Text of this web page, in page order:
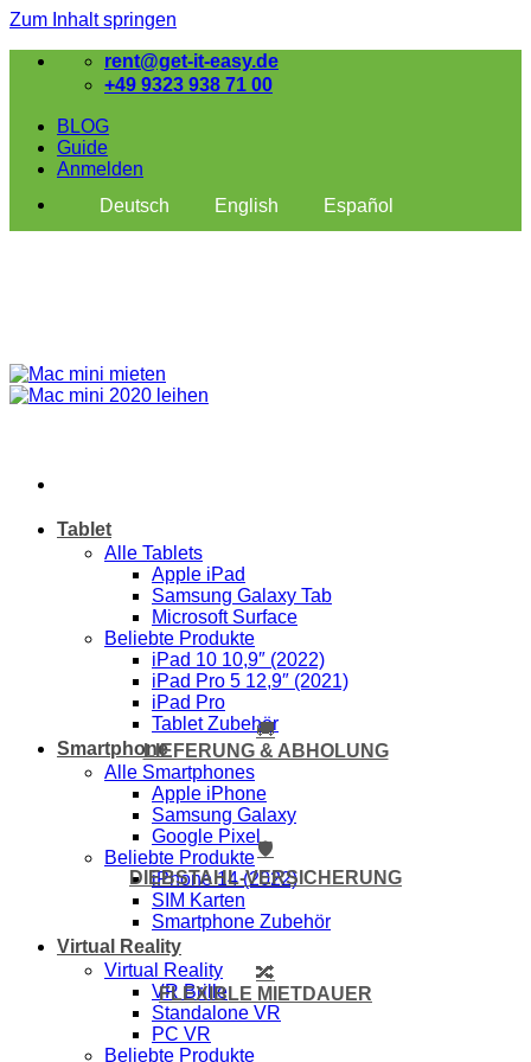
Zum Inhalt springen
rent@get-it-easy.de
+49 9323 938 71 00
BLOG
Guide
Anmelden
Deutsch
English Español
Tablet
Alle Tablets
Apple iPad
Samsung Galaxy Tab
Microsoft Surface
Beliebte Produkte
iPad 10 10,9″ (2022)
iPad Pro 5 12,9″ (2021)
iPad Pro
Tablet Zubehör
Smartphone
Alle Smartphones
Apple iPhone
Samsung Galaxy
Google Pixel
Beliebte Produkte
iPhone 14 (2022)
SIM Karten
Smartphone Zubehör
Virtual Reality
Virtual Reality
VR Brille
Standalone VR
PC VR
Beliebte Produkte
🚚
LIEFERUNG & ABHOLUNG
🛡️
DIEBSTAHL-VERSICHERUNG
🔀
FLEXIBLE MIETDAUER